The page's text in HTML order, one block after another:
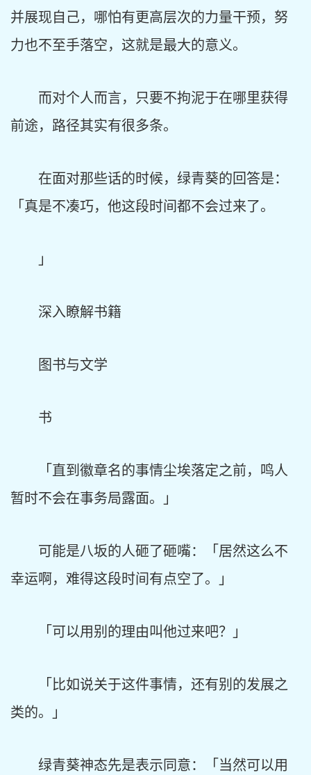
并展现自己，哪怕有更高层次的力量干预，努
力也不至手落空，这就是最大的意义。
而对个人而言，只要不拘泥于在哪里获得
前途，路径其实有很多条。
在面对那些话的时候，绿青葵的回答是：
「真是不凑巧，他这段时间都不会过来了。
」
深入瞭解书籍
图书与文学
书
「直到徽章名的事情尘埃落定之前，鸣人
暂时不会在事务局露面。」
可能是八坂的人砸了砸嘴：「居然这么不
幸运啊，难得这段时间有点空了。」
「可以用别的理由叫他过来吧？」
「比如说关于这件事情，还有别的发展之
类的。」
绿青葵神态先是表示同意：「当然可以用